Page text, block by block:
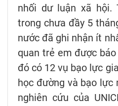
nhối dư luận xã hội.
trong chưa đầy 5
nước đã ghi nhận ít
quan trẻ em được
đó có 12 vụ bạo lực
học đường và bạo lực
nghiên cứu của